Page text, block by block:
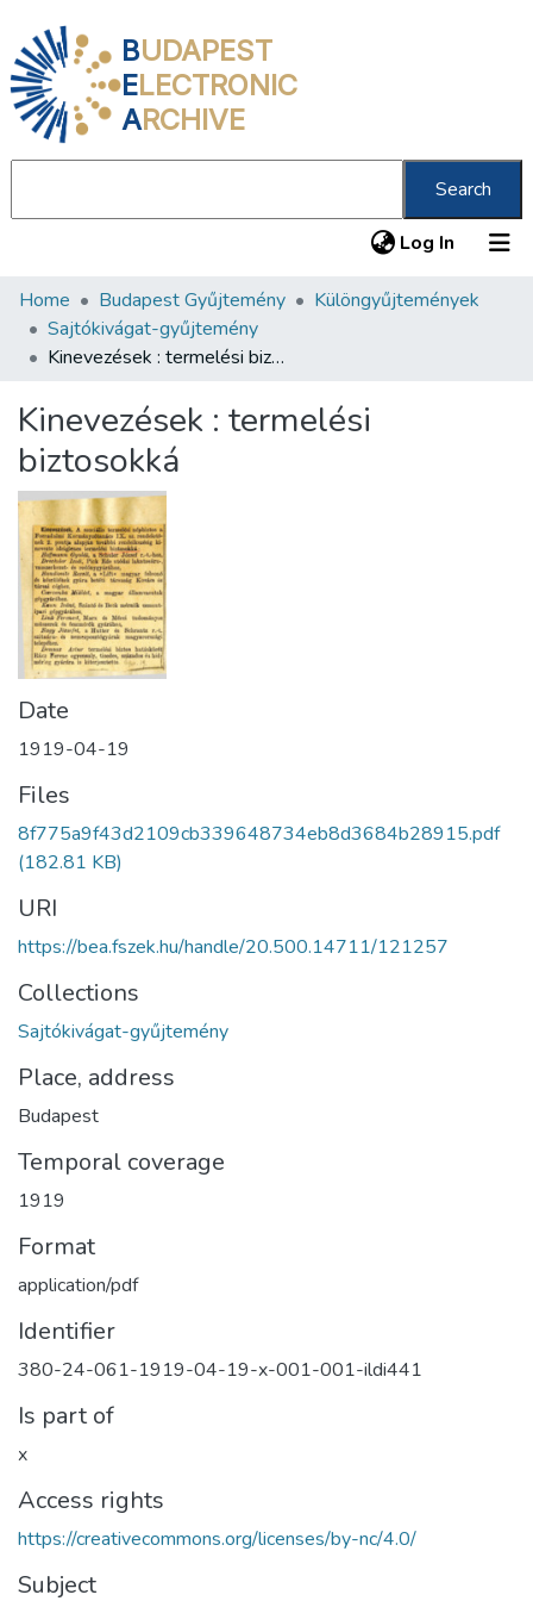
BUDAPEST
ELECTRONIC
ARCHIVE
Search
Log In (current)
Communities & Collections
All of DSpace
About us
Home Budapest Gyűjtemény
Különgyűjtemények
Sajtókivágat-gyűjtemény
Kinevezések : termelési biztosokká
Kinevezések : termelési
biztosokká
Date
1919-04-19
Files
8f775a9f43d2109cb339648734eb8d3684b28915.pdf
(182.81 KB)
URI
https://bea.fszek.hu/handle/20.500.14711/121257
Collections
Sajtókivágat-gyűjtemény
Place, address
Budapest
Temporal coverage
1919
Format
application/pdf
Identifier
380-24-061-1919-04-19-x-001-001-ildi441
Is part of
x
Access rights
https://creativecommons.org/licenses/by-nc/4.0/
Subject